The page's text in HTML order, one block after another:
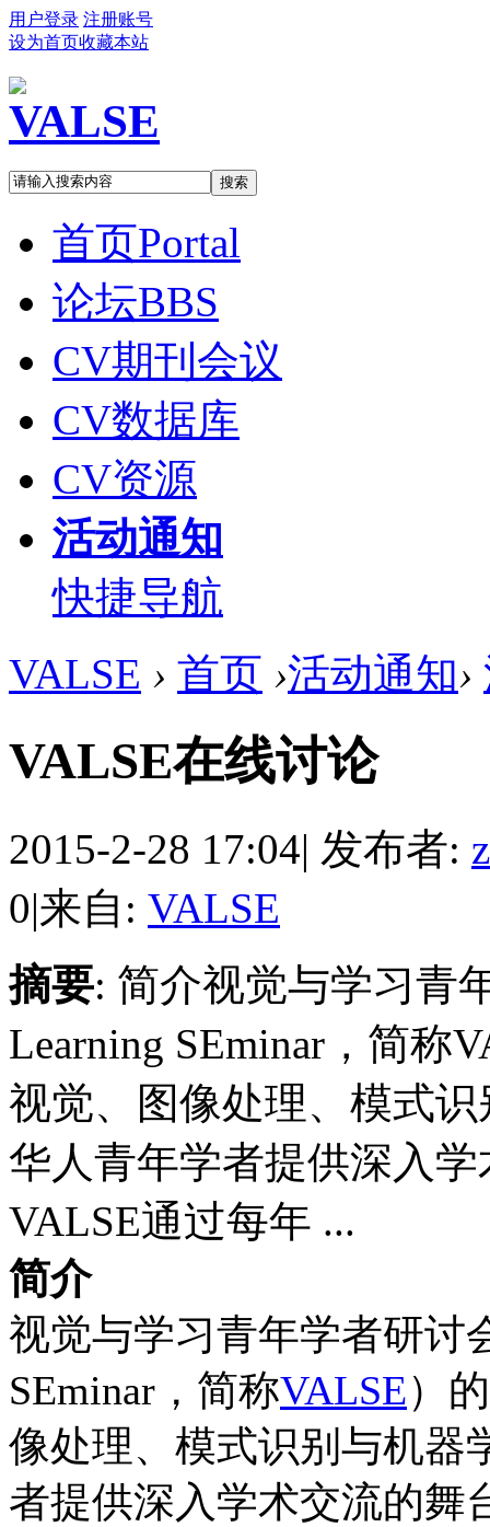
用户登录 注册账号
设为首页收藏本站
搜索
首页Portal
论坛BBS
CV期刊会议
CV数据库
CV资源
活动通知
快捷导航
VALSE › 首页 ›活动通知›
VALSE在线讨论
2015-2-28 17:04| 发布者:
0|来自: VALSE
摘要: 简介视觉与学习青
Learning SEminar，简称
视觉、图像处理、模式
华人青年学者提供深入
VALSE通过每年 ...
简介
视觉与学习青年学者研讨
SEminar，简称VALSE）
像处理、模式识别与机器
者提供深入学术交流的舞